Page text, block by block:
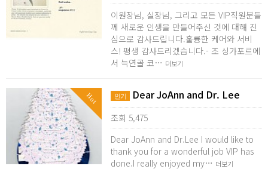
이원장님, 실장님, 그리고 모든 VIP직원분들
께 새로운 인생을 만들어주신 것에 대해 진
심으로 감사드립니다.훌륭한 케어와 서비
스! 평생 감사드리겠습니다.- 조 싱가포르에
서 늑연골 코… 더보기
Hot 인기 Dear JoAnn and Dr. Lee
조회 5,475
Dear JoAnn and Dr.Lee I would like to
thank you for a wonderful job VIP has
done.I really enjoyed my… 더보기